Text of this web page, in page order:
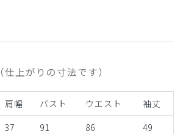
（仕上がりの寸法です）
肩幅 バスト ウエスト
袖丈
37 91 86
49